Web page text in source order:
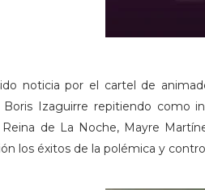
noticia por el cartel de
Boris Izaguirre repitiendo como
Reina de La Noche, Mayre
los éxitos de la polémica y